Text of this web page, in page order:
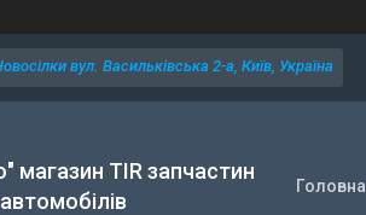
вул. Васильківська 2-а, Київ, Україна
магазин TIR запчастин
Головна